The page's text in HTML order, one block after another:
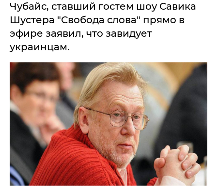
Чубайс, ставший гостем шоу Савика
Шустера "Свобода слова" прямо в
эфире заявил, что завидует
украинцам.